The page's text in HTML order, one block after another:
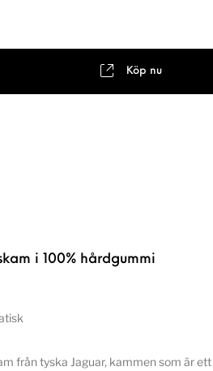
Köp nu
i 100% hårdgummi
från tyska Jaguar, kammen som är